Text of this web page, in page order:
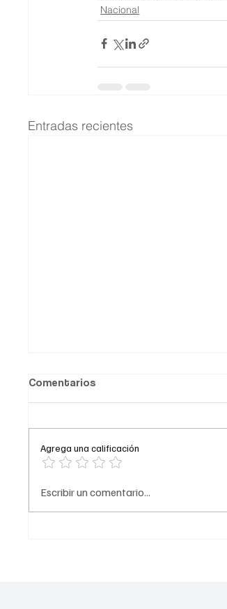
Nacional
Entradas recientes
Comediante señalado de
Comentarios
Agrega una calificación
Escribir un comentario...